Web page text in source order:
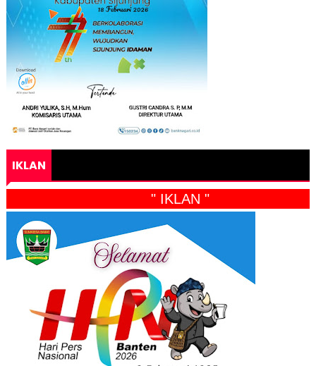
IKLAN
" IKLAN "